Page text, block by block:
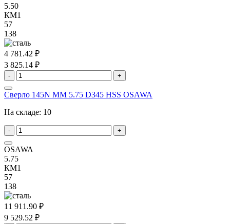
5.50
КМ1
57
138
4 781.42 ₽
3 825.14 ₽
- +
Сверло 145N MM 5.75 D345 HSS OSAWA
На складе: 10
- +
OSAWA
5.75
КМ1
57
138
11 911.90 ₽
9 529.52 ₽